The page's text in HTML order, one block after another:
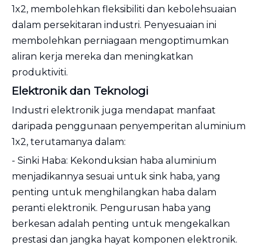
1x2, membolehkan fleksibiliti dan kebolehsuaian
dalam persekitaran industri. Penyesuaian ini
membolehkan perniagaan mengoptimumkan
aliran kerja mereka dan meningkatkan
produktiviti.
Elektronik dan Teknologi
Industri elektronik juga mendapat manfaat
daripada penggunaan penyemperitan aluminium
1x2, terutamanya dalam:
- Sinki Haba: Kekonduksian haba aluminium
menjadikannya sesuai untuk sink haba, yang
penting untuk menghilangkan haba dalam
peranti elektronik. Pengurusan haba yang
berkesan adalah penting untuk mengekalkan
prestasi dan jangka hayat komponen elektronik.